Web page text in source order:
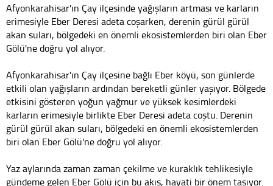
Afyonkarahisar'ın Çay ilçesinde yağışların artması ve karların
erimesiyle Eber Deresi adeta coşarken, derenin gürül gürül
akan suları, bölgedeki en önemli ekosistemlerden biri olan Eber
Gölü'ne doğru yol alıyor.
Afyonkarahisar'ın Çay ilçesine bağlı Eber köyü, son günlerde
etkili olan yağışların ardından bereketli günler yaşıyor. Bölgede
etkisini gösteren yoğun yağmur ve yüksek kesimlerdeki
karların erimesiyle birlikte Eber Deresi adeta coştu. Derenin
gürül gürül akan suları, bölgedeki en önemli ekosistemlerden
biri olan Eber Gölü'ne doğru yol alıyor.
Yaz aylarında zaman zaman çekilme ve kuraklık tehlikesiyle
gündeme gelen Eber Gölü için bu akış, hayati bir önem taşıyor.